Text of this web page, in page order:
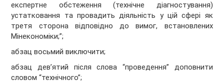
експертне обстеження (технічне діагностування)
устатковання та провадить діяльність у цій сфері як
третя сторона відповідно до вимог, встановлених
Мінекономіки;”;
абзац восьмий виключити;
абзац дев’ятий після слова “проведення” доповнити
словом “технічного”;